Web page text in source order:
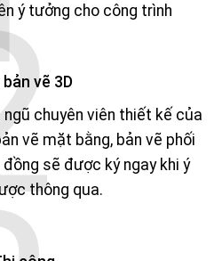
ý tưởng cho công trình
bản vẽ 3D
chuyên viên thiết kế của
vẽ mặt bằng, bản vẽ phối
đồng sẽ được ký ngay khi ý
thông qua.